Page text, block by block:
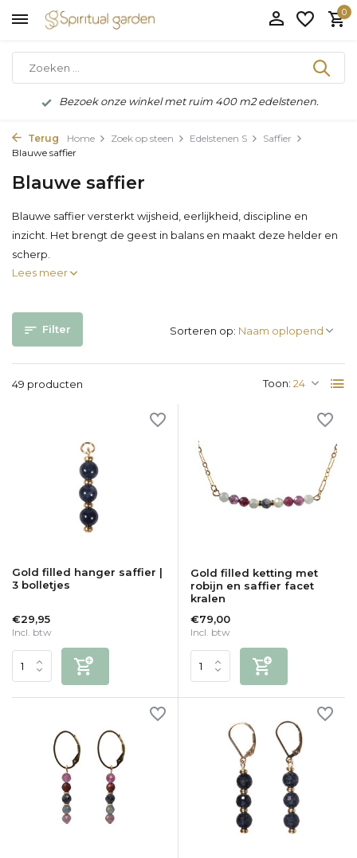
0
Bezoek onze winkel met ruim 400 m2 edelstenen.
Terug Home Zoek op steen Edelstenen S
Saffier
Blauwe saffier
Blauwe saffier
Blauwe saffier versterkt wijsheid, eerlijkheid, discipline en
inzicht. Het brengt de geest in balans en maakt deze helder en
scherp.
Lees meer
Filter
49 producten Toon:
Sorteren op:
Gold filled hanger saffier |
3 bolletjes
€29,95
Incl. btw
Gold filled ketting met
robijn en saffier facet
kralen
€79,00
Incl. btw